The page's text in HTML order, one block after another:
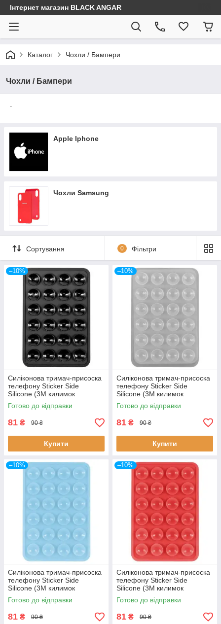
Інтернет магазин BLACK ANGAR
Каталог Чохли / Бампери
Чохли / Бампери
`
Apple Iphone
Чохли Samsung
Сортування 0 Фільтри
–10%
Силіконова тримач-присоска
телефону Sticker Side
Silicone (3M килимок
липучка) (Чорний)
Готово до відправки
81 ₴ 90 ₴
Купити
–10%
Силіконова тримач-присоска
телефону Sticker Side
Silicone (3M килимок
липучка) (Сірий)
Готово до відправки
81 ₴ 90 ₴
Купити
–10%
Силіконова тримач-присоска
телефону Sticker Side
Silicone (3M килимок
липучка) (Блакитний)
Готово до відправки
81 ₴ 90 ₴
–10%
Силіконова тримач-присоска
телефону Sticker Side
Silicone (3M килимок
липучка) (Червоний)
Готово до відправки
81 ₴ 90 ₴